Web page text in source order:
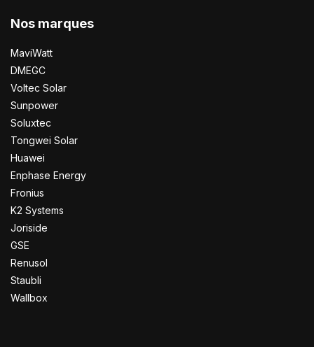
Nos marques
MaviWatt
DMEGC
Voltec Solar
Sunpower
Soluxtec
Tongwei Solar
Huawei
Enphase Energy
Fronius
K2 Systems
Joriside
GSE
Renusol
Staubli
Wallbox